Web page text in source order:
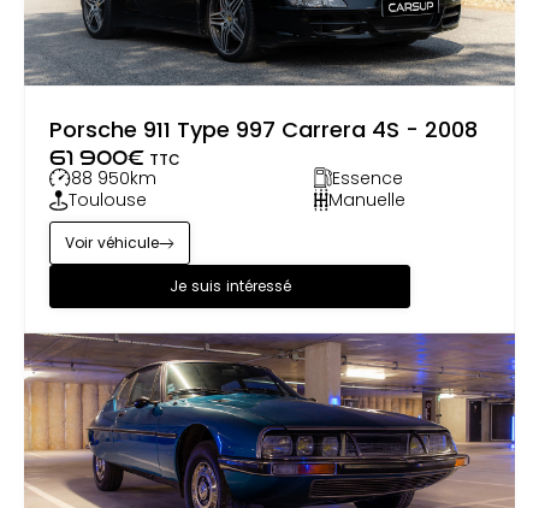
Porsche 911 Type 997 Carrera 4S - 2008
61 900€ TTC
88 950km
Essence
Toulouse
Manuelle
Je suis intéressé
Voir véhicule